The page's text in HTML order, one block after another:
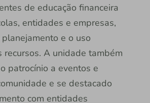
de educação financeira
entidades e empresas,
e o uso
recursos. A unidade também
patrocínio a eventos e
e se destacado
com entidades